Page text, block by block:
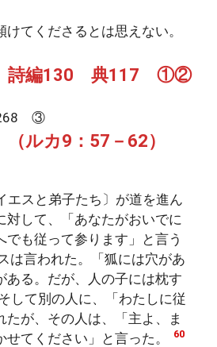
てくださるとは思えない。
詩編130 典117 ①②
③
ルカ9：57－62）
エスと弟子たち〕が道を進ん
対して、「あなたがおいでに
でも従って参ります」と言う
は言われた。「狐には穴があ
ある。だが、人の子には枕す
して別の人に、「わたしに従
たが、その人は、「主よ、ま
てください」と言った。
60